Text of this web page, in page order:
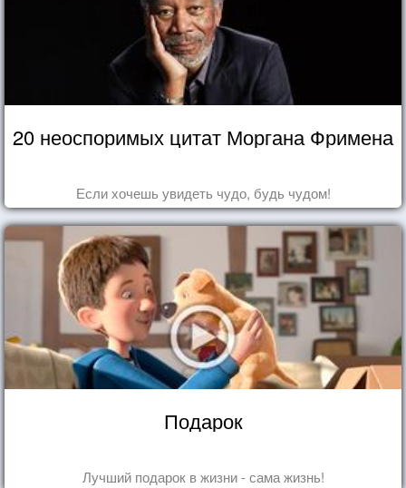
20 неоспоримых цитат Моргана Фримена
Если хочешь увидеть чудо, будь чудом!
Подарок
Лучший подарок в жизни - сама жизнь!